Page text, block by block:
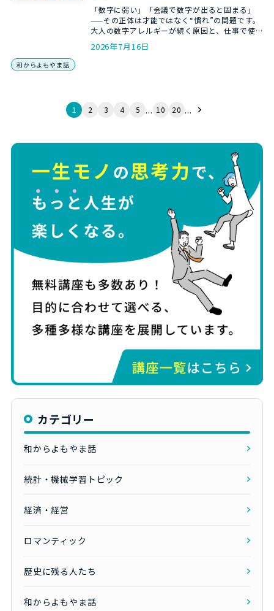
「数字に弱い」「会議で数字が出ると固まる」
——その正体は才能ではなく“慣れ”の問題です。
大人の数字アレルギーが続く原因と、仕事で使
える数字感覚を取り戻す5つのステップを、和か
らの数トレ講師がやさしく解説します。
2026年7月16日
和からよもやま話
1 2 3 4 5 ... 10 20 ...
カテゴリー
和からよもやま話
統計・機械学習トピック
経済・経営
ロマンティック
歴史に残る人たち
和からよもやま話